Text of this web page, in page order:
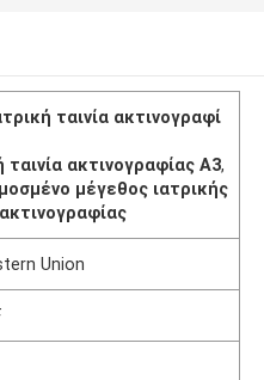
ταινία ακτινογραφί
ταινία ακτινογραφίας Α3,
μέγεθος ιατρικής
Union